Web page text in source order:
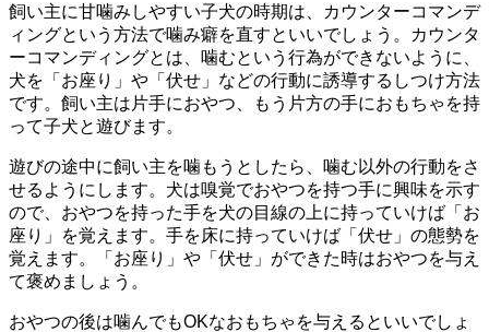
飼い主に甘噛みしやすい子犬の時期は、カウンターコマンデ
ィングという方法で噛み癖を直すといいでしょう。カウンタ
ーコマンディングとは、噛むという行為ができないように、
犬を「お座り」や「伏せ」などの行動に誘導するしつけ方法
です。飼い主は片手におやつ、もう片方の手におもちゃを持
って子犬と遊びます。
遊びの途中に飼い主を噛もうとしたら、噛む以外の行動をさ
せるようにします。犬は嗅覚でおやつを持つ手に興味を示す
ので、おやつを持った手を犬の目線の上に持っていけば「お
座り」を覚えます。手を床に持っていけば「伏せ」の態勢を
覚えます。「お座り」や「伏せ」ができた時はおやつを与え
て褒めましょう。
おやつの後は噛んでもOKなおもちゃを与えるといいでしょ